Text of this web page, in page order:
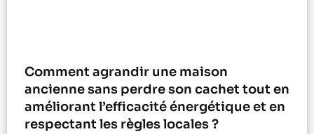
Comment agrandir une maison
ancienne sans perdre son cachet tout en
améliorant l’efficacité énergétique et en
respectant les règles locales ?